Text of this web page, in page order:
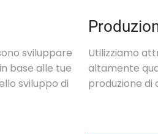
sviluppare
base alle tue
sviluppo di
Utilizziamo
altamente
produzione di